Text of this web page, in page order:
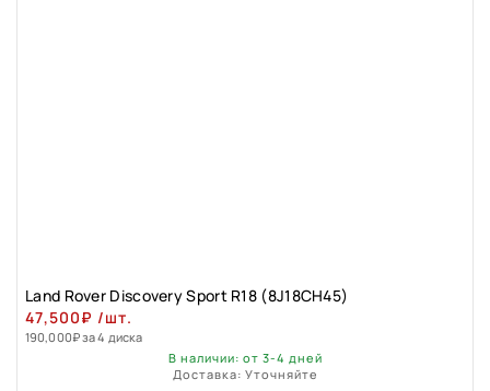
Land Rover Discovery Sport R18 (8J18CH45)
47,500₽ /шт.
190,000₽за 4 диска
В наличии: от 3-4 дней
Доставка: Уточняйте